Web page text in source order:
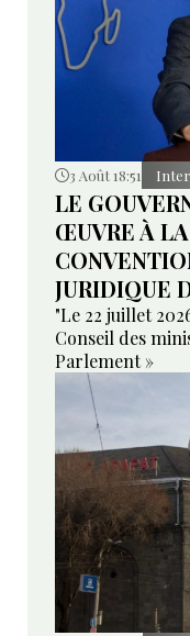
3 Août 18:51
LE
ŒUVRE À
JURIDIQUE
"Le 22 juillet
Conseil des
Parlement »